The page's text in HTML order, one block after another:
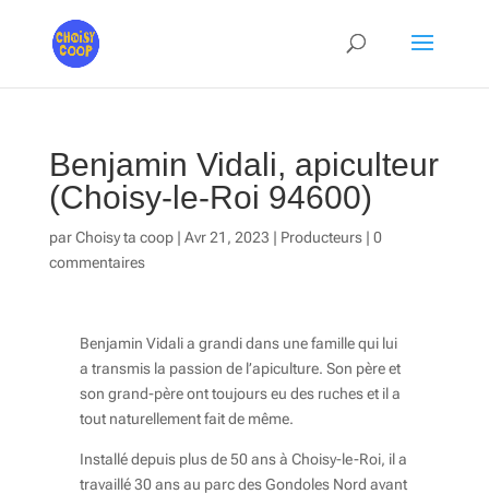
Benjamin Vidali, apiculteur
(Choisy-le-Roi 94600)
parChoisy ta coop| Avr 21, 2023 | Producteurs| 0
commentaires
Benjamin Vidali a grandi dans une famille qui lui
a transmis la passion de l’apiculture. Son père et
son grand-père ont toujours eu des ruches et il a
tout naturellement fait de même.
Installé depuis plus de 50 ans à Choisy-le-Roi, il a
travaillé 30 ans au parc des Gondoles Nord avant